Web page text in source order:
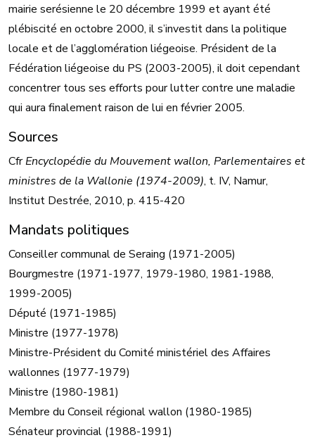
mairie serésienne le 20 décembre 1999 et ayant été
plébiscité en octobre 2000, il s’investit dans la politique
locale et de l’agglomération liégeoise. Président de la
Fédération liégeoise du PS (2003-2005), il doit cependant
concentrer tous ses efforts pour lutter contre une maladie
qui aura finalement raison de lui en février 2005.
Sources
CfrEncyclopédie du Mouvement wallon, Parlementaires et
ministres de la Wallonie (1974-2009), t. IV, Namur,
Institut Destrée, 2010, p. 415-420
Mandats politiques
Conseiller communal de Seraing (1971-2005)
Bourgmestre (1971-1977, 1979-1980, 1981-1988,
1999-2005)
Député (1971-1985)
Ministre (1977-1978)
Ministre-Président du Comité ministériel des Affaires
wallonnes (1977-1979)
Ministre (1980-1981)
Membre du Conseil régional wallon (1980-1985)
Sénateur provincial (1988-1991)